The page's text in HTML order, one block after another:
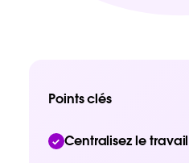
Points clés
Centralisez le